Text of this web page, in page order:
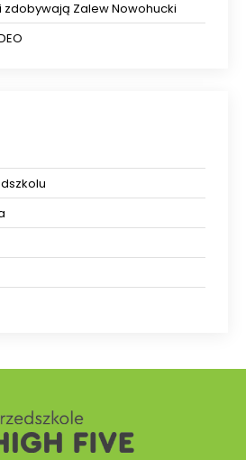
zdobywają Zalew Nowohucki